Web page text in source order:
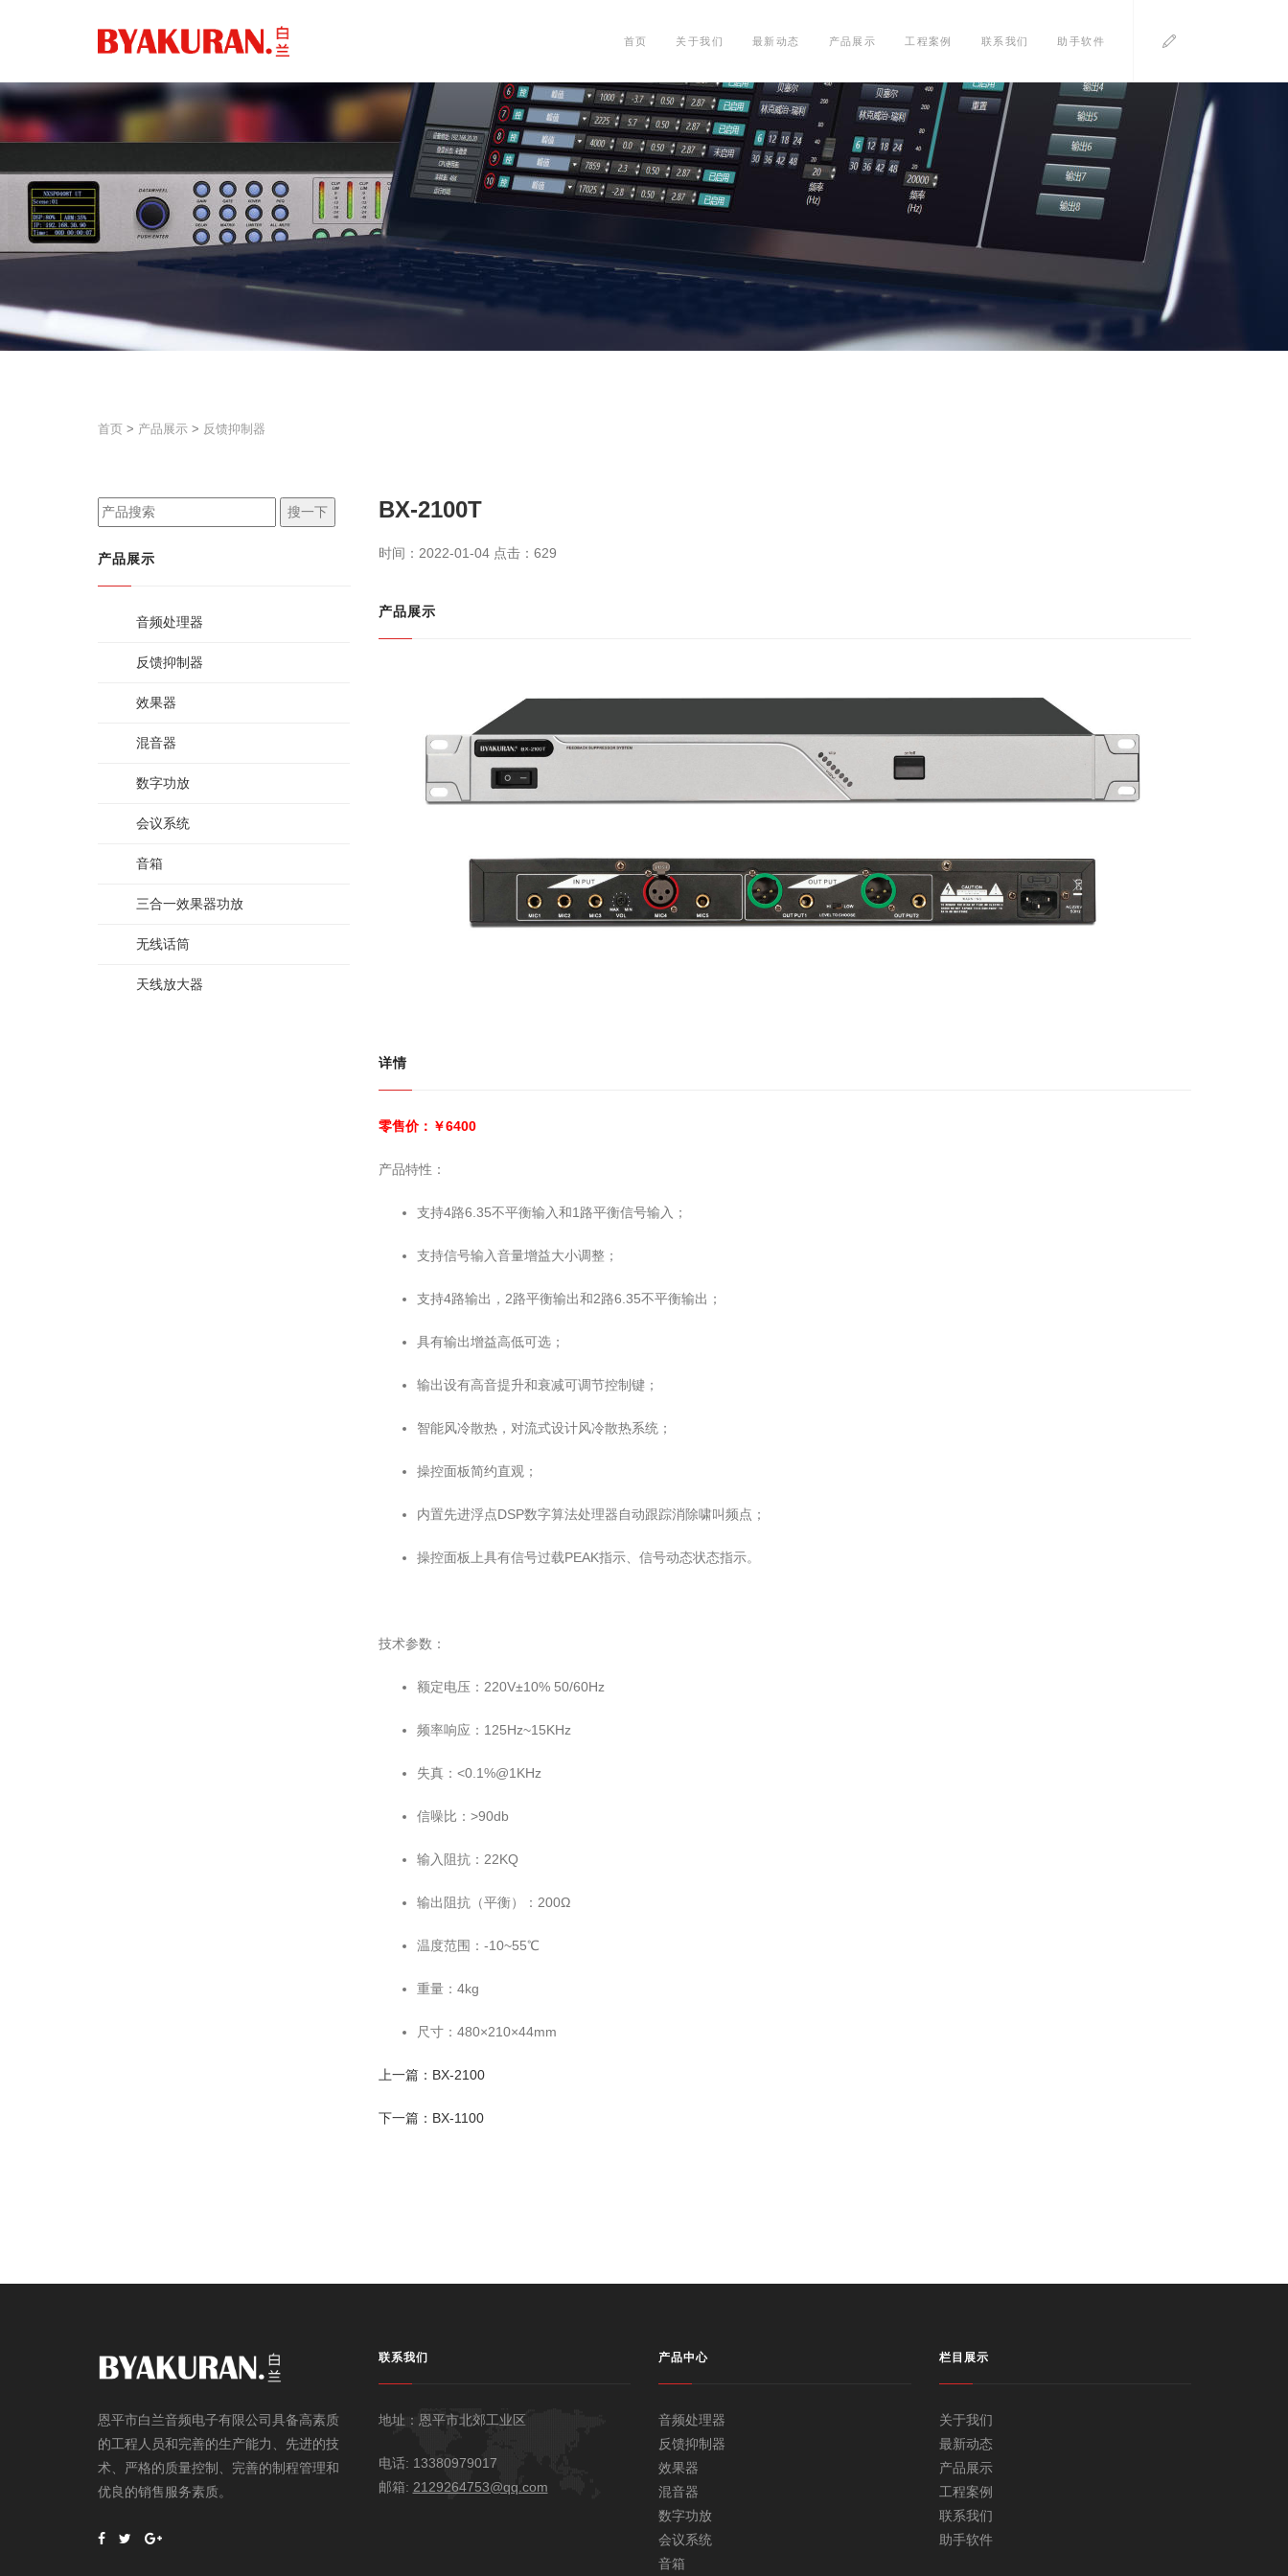
首页 关于我们 最新动态 产品展示 工程案例 联系我们 助手软件
首页 > 产品展示 > 反馈抑制器
搜一下
产品展示
音频处理器
反馈抑制器
效果器
混音器
数字功放
会议系统
音箱
三合一效果器功放
无线话筒
天线放大器
BX-2100T
时间：2022-01-04 点击： 629
产品展示
详情
零售价：￥6400
产品特性：
支持4路6.35不平衡输入和1路平衡信号输入；
支持信号输入音量增益大小调整；
支持4路输出，2路平衡输出和2路6.35不平衡输出；
具有输出增益高低可选；
输出设有高音提升和衰减可调节控制键；
智能风冷散热，对流式设计风冷散热系统；
操控面板简约直观；
内置先进浮点DSP数字算法处理器自动跟踪消除啸叫频点；
操控面板上具有信号过载PEAK指示、信号动态状态指示。
技术参数：
额定电压：220V±10% 50/60Hz
频率响应：125Hz~15KHz
失真：<0.1%@1KHz
信噪比：>90db
输入阻抗：22KQ
输出阻抗（平衡）：200Ω
温度范围：-10~55℃
重量：4kg
尺寸：480×210×44mm
上一篇：BX-2100
下一篇：BX-1100
恩平市白兰音频电子有限公司具备高素质
的工程人员和完善的生产能力、先进的技
术、严格的质量控制、完善的制程管理和
优良的销售服务素质。
联系我们
地址：恩平市北郊工业区
电话: 13380979017
邮箱: 2129264753@qq.com
产品中心
音频处理器
反馈抑制器
效果器
混音器
数字功放
会议系统
音箱
栏目展示
关于我们
最新动态
产品展示
工程案例
联系我们
助手软件